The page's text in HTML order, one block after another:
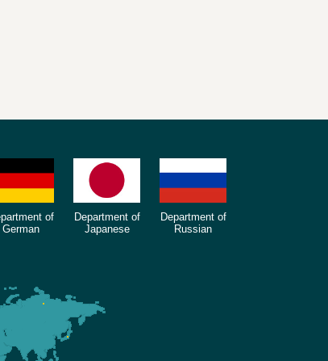
of
German
Department of
Japanese
Department of
Russian